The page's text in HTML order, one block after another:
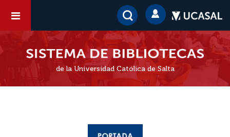
de la Universidad Católica de Salta